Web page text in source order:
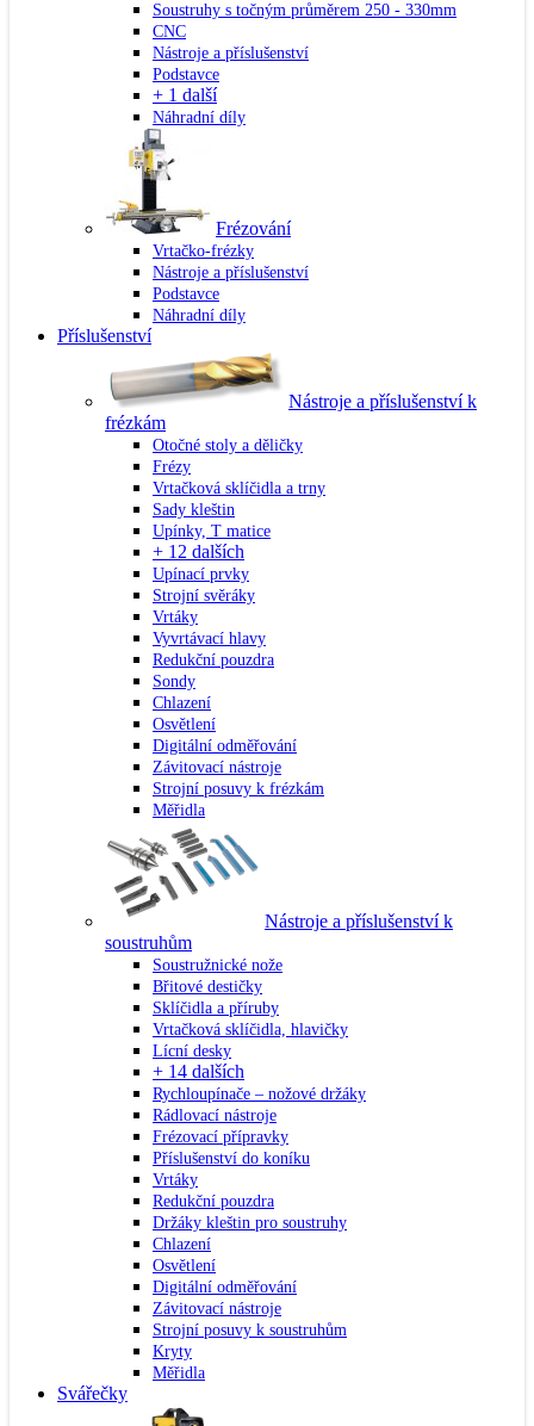
Soustruhy s točným průměrem 250 - 330mm
CNC
Nástroje a příslušenství
Podstavce
+ 1 další
Náhradní díly
Frézování
Vrtačko-frézky
Nástroje a příslušenství
Podstavce
Náhradní díly
Příslušenství
Nástroje a příslušenství k
frézkám
Otočné stoly a děličky
Frézy
Vrtačková sklíčidla a trny
Sady kleštin
Upínky, T matice
+ 12 dalších
Upínací prvky
Strojní svěráky
Vrtáky
Vyvrtávací hlavy
Redukční pouzdra
Sondy
Chlazení
Osvětlení
Digitální odměřování
Závitovací nástroje
Strojní posuvy k frézkám
Měřidla
Nástroje a příslušenství k
soustruhům
Soustružnické nože
Břitové destičky
Sklíčidla a příruby
Vrtačková sklíčidla, hlavičky
Lícní desky
+ 14 dalších
Rychloupínače – nožové držáky
Rádlovací nástroje
Frézovací přípravky
Příslušenství do koníku
Vrtáky
Redukční pouzdra
Držáky kleštin pro soustruhy
Chlazení
Osvětlení
Digitální odměřování
Závitovací nástroje
Strojní posuvy k soustruhům
Kryty
Měřidla
Svářečky